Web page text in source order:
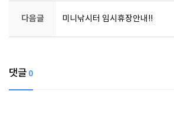
다음글 미니낚시터 임시휴장안내!!
댓글 0